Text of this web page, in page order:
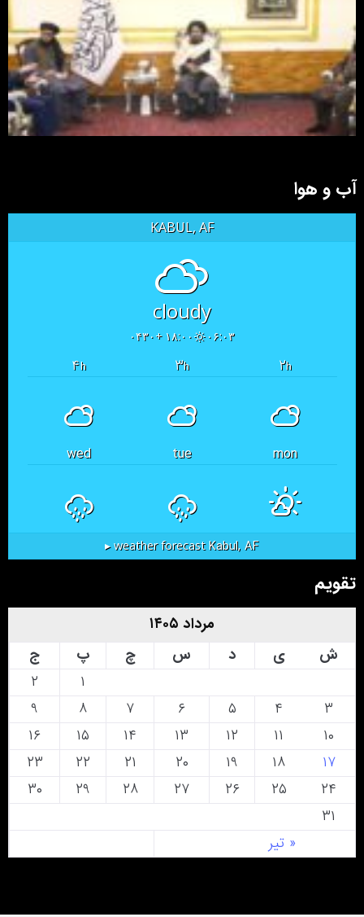
آب و هوا
KABUL, AF
cloudy
۰۶:۰۳ ۱۸:۰۰ +۰۴۳۰
۲h ۳h ۴h
mon
tue
wed
Kabul, AF
weather forecast ▸
تقویم
مرداد ۱۴۰۵
ش
ی د س چ پ ج
« تیر
۲
۳
۴ ۵ ۶ ۷ ۸
۹
۱۰
۱۱ ۱۲ ۱۳ ۱۴ ۱۵
۱۶
۱۷
۱۸ ۱۹ ۲۰ ۲۱ ۲۲
۲۳
۲۴
۲۵ ۲۶ ۲۷ ۲۸ ۲۹
۳۰
۳۱